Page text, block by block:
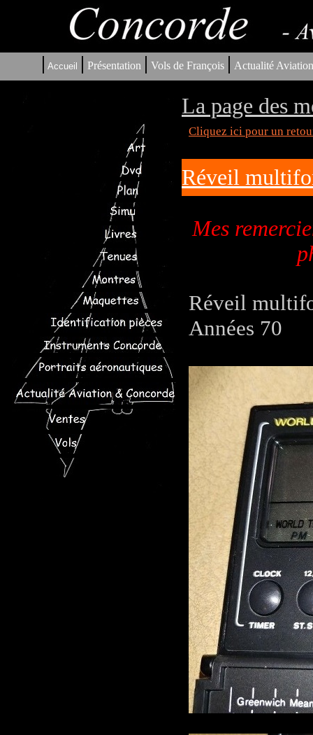
| Accueil | Présentation | Vols de François | Actualité
La page des
Cliquez ici pour un
Réveil
Mes
Réveil
Années 70